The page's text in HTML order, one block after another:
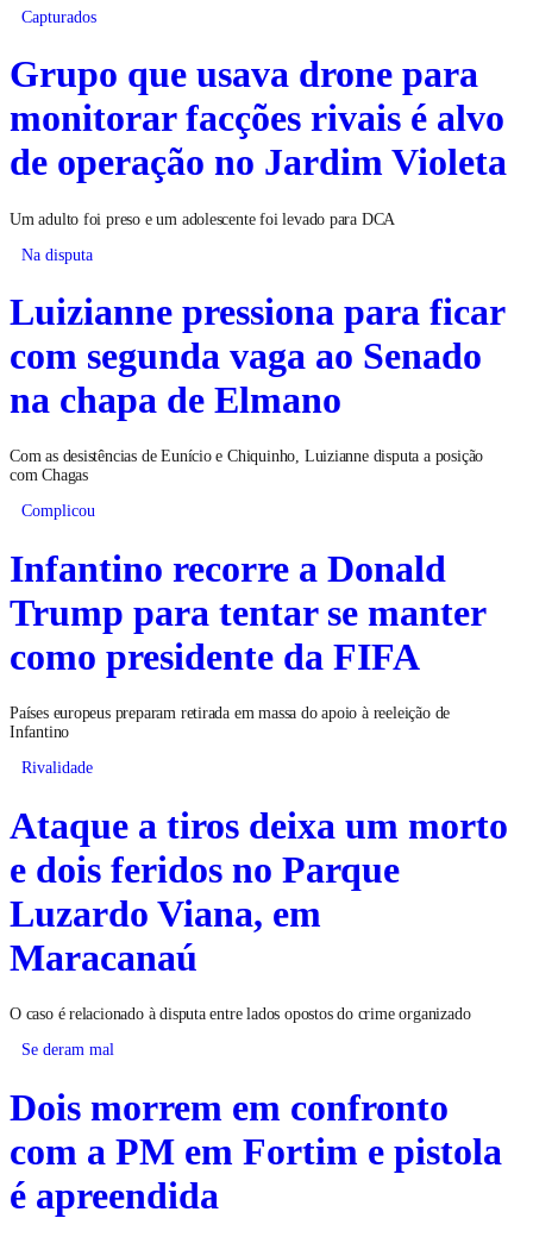
Capturados
Grupo que usava drone para
monitorar facções rivais é alvo
de operação no Jardim Violeta
Um adulto foi preso e um adolescente foi levado para DCA
Na disputa
Luizianne pressiona para ficar
com segunda vaga ao Senado
na chapa de Elmano
Com as desistências de Eunício e Chiquinho, Luizianne disputa a posição
com Chagas
Complicou
Infantino recorre a Donald
Trump para tentar se manter
como presidente da FIFA
Países europeus preparam retirada em massa do apoio à reeleição de
Infantino
Rivalidade
Ataque a tiros deixa um morto
e dois feridos no Parque
Luzardo Viana, em
Maracanaú
O caso é relacionado à disputa entre lados opostos do crime organizado
Se deram mal
Dois morrem em confronto
com a PM em Fortim e pistola
é apreendida